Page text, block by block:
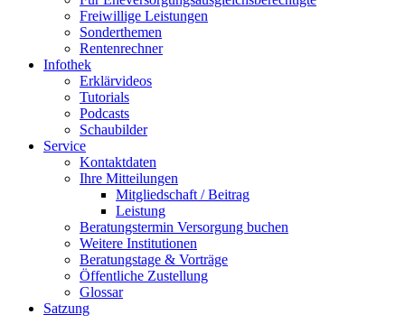
Freiwillige Leistungen
Sonderthemen
Rentenrechner
Infothek
Erklärvideos
Tutorials
Podcasts
Schaubilder
Service
Kontaktdaten
Ihre Mitteilungen
Mitgliedschaft / Beitrag
Leistung
Beratungstermin Versorgung buchen
Weitere Institutionen
Beratungstage & Vorträge
Öffentliche Zustellung
Glossar
Satzung